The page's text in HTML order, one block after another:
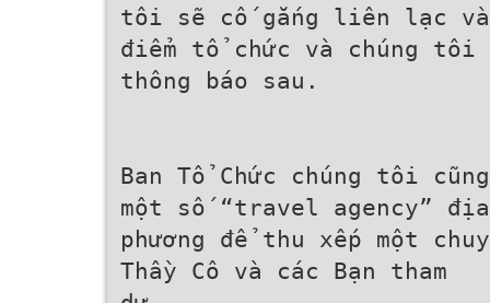
tôi sẽ cố gắng liên lạc
điểm tổ chức và chúng tôi
thông báo sau.
Ban Tổ Chức chúng tôi
một số “travel agency” địa
phương để thu xếp một
Thầy Cô và các Bạn tham